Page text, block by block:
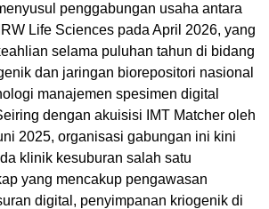
penggabungan usaha antara
Life Sciences pada April 2026, yang
selama puluhan tahun di bidang
dan jaringan biorepositori nasional
manajemen spesimen digital
dengan akuisisi IMT Matcher oleh
2025, organisasi gabungan ini kini
klinik kesuburan salah satu
yang mencakup pengawasan
digital, penyimpanan kriogenik di